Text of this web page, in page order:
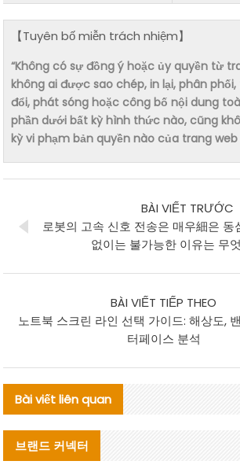
【Tuyên bố miễn trách nhiệm】
“Không có sự đồng ý hoặc ủy quyền từ
không ai được sao chép, in lại, phân
đổi, phát sóng hoặc công bố nội dung
phần dưới bất kỳ hình thức nào, cũng
kỳ vi phạm bản quyền nào của trang web
BÀI VIẾT TRƯỚC
로봇의 고속 신호 전송은 매우細은 동
없이는 불가능한 이유는 무
BÀI VIẾT TIẾP THEO
노트북 스크린 라인 선택 가이드: 해상도,
터페이스 분석
Bài viết liên quan
브랜드 커넥터